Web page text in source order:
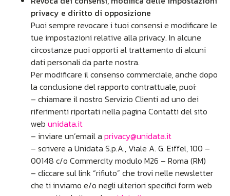
privacy e diritto di opposizione
Puoi sempre revocare i tuoi consensi e modificare le
tue impostazioni relative alla privacy. In alcune
circostanze puoi opporti al trattamento di alcuni
dati personali da parte nostra.
Per modificare il consenso commerciale, anche dopo
la conclusione del rapporto contrattuale, puoi:
– chiamare il nostro Servizio Clienti ad uno dei
riferimenti riportati nella pagina Contatti del sito
web unidata.it
– inviare un’email a privacy@unidata.it
– scrivere a Unidata S.p.A., Viale A. G. Eiffel, 100 –
00148 c/o Commercity modulo M26 – Roma (RM)
– cliccare sul link “rifiuto” che trovi nelle newsletter
che ti inviamo e/o negli ulteriori specifici form web